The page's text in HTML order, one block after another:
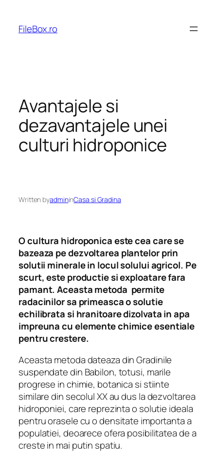
content
FileBox.ro
Avantajele si
dezavantajele unei
culturi hidroponice
Written byadmininCasa si Gradina
O cultura hidroponica este cea care se
bazeaza pe dezvoltarea plantelor prin
solutii minerale in locul solului agricol. Pe
scurt, este productie si exploatare fara
pamant. Aceasta metoda permite
radacinilor sa primeasca o solutie
echilibrata si hranitoare dizolvata in apa
impreuna cu elemente chimice esentiale
pentru crestere.
Aceasta metoda dateaza din Gradinile
suspendate din Babilon, totusi, marile
progrese in chimie, botanica si stiinte
similare din secolul XX au dus la dezvoltarea
hidroponiei, care reprezinta o solutie ideala
pentru orasele cu o densitate importanta a
populatiei, deoarece ofera posibilitatea de a
creste in mai putin spatiu.